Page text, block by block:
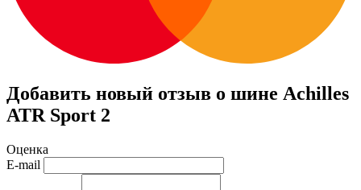
Добавить новый отзыв о шине Achilles
ATR Sport 2
Оценка
E-mail